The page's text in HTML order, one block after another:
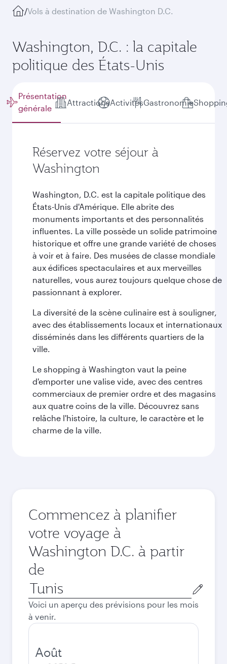
/Vols à destination de Washington D.C.
Washington, D.C. : la capitale
politique des États-Unis
Présentation
générale
AttractionsActivitésGastronomie
Réservez votre séjour à
Washington
Washington, D.C. est la capitale politique des
États-Unis d'Amérique. Elle abrite des
monuments importants et des personnalités
influentes. La ville possède un solide patrimoine
historique et offre une grande variété de choses
à voir et à faire. Des musées de classe mondiale
aux édifices spectaculaires et aux merveilles
naturelles, vous aurez toujours quelque chose de
passionnant à explorer.
La diversité de la scène culinaire est à souligner,
avec des établissements locaux et internationaux
disséminés dans les différents quartiers de la
ville.
Le shopping à Washington vaut la peine
d'emporter une valise vide, avec des centres
commerciaux de premier ordre et des magasins
aux quatre coins de la ville. Découvrez sans
relâche l'histoire, la culture, le caractère et le
charme de la ville.
Commencez à planifier
votre voyage à
Washington D.C. à partir
de
Ville
de
départ
Voici un aperçu des prévisions pour les mois
à venir.
Août